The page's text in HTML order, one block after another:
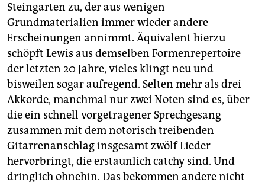
Steingarten zu, der aus wenigen
Grundmaterialien immer wieder andere
Erscheinungen annimmt. Äquivalent hierzu
schöpft Lewis aus demselben Formenrepertoire
der letzten 20 Jahre, vieles klingt neu und
bisweilen sogar aufregend. Selten mehr als drei
Akkorde, manchmal nur zwei Noten sind es, über
die ein schnell vorgetragener Sprechgesang
zusammen mit dem notorisch treibenden
Gitarrenanschlag insgesamt zwölf Lieder
hervorbringt, die erstaunlich catchy sind. Und
dringlich ohnehin. Das bekommen andere nicht